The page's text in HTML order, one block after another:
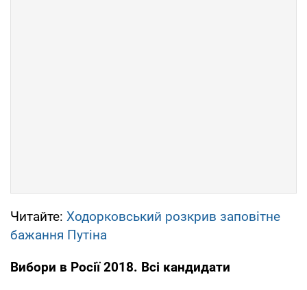
Читайте: Ходорковський розкрив заповітне
бажання Путіна
Вибори в Росії 2018. Всі кандидати